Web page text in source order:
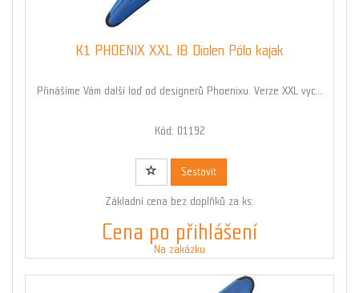
K1 PHOENIX XXL IB Diolen Pólo kajak
Přinášíme Vám další loď od designerů Phoenixu. Verze XXL vyc...
Kód: 01192
Sestavit
Základní cena bez doplňků za ks:
Cena po přihlášení
Na zakázku